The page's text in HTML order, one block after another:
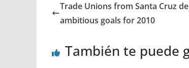
Trade Unions from Santa Cruz
ambitious goals for 2010
También te puede